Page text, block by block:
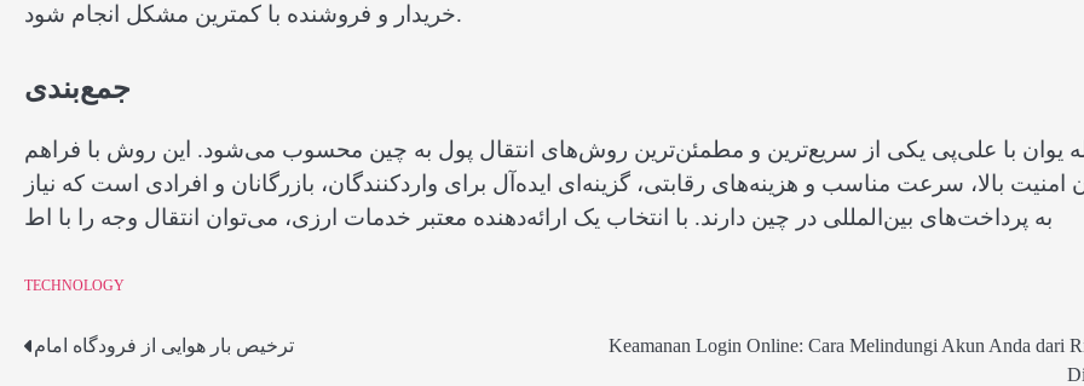
خریدار و فروشنده با کمترین مشکل انجام شود.
جمع‌بندی
یوان با علی‌پی یکی از سریع‌ترین و مطمئن‌ترین روش‌های انتقال پول به چین محسوب می‌شود. این روش با فراهم
امنیت بالا، سرعت مناسب و هزینه‌های رقابتی، گزینه‌ای ایده‌آل برای واردکنندگان، بازرگانان و افرادی است که نیاز
به پرداخت‌های بین‌المللی در چین دارند. با انتخاب یک ارائه‌دهنده معتبر خدمات ارزی، می‌توان انتقال وجه را با اط
TECHNOLOGY
Post
ترخیص بار هوایی از فرودگاه امام
Keamanan Login Online: Cara Melindungi Akun Anda dari